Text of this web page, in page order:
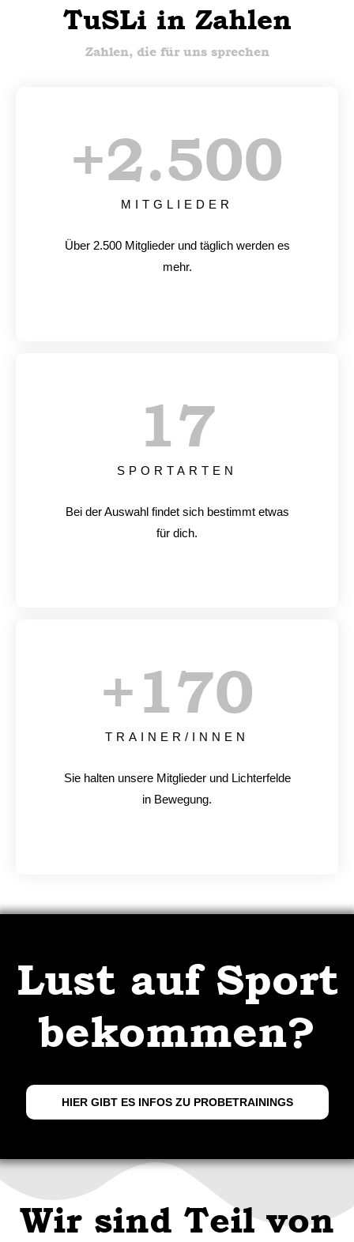
TuSLi in Zahlen
Zahlen, die für uns sprechen
MITGLIEDER
+2.500
Über 2.500 Mitglieder und täglich werden es
mehr.
SPORTARTEN
17
Bei der Auswahl findet sich bestimmt etwas
für dich.
TRAINER/INNEN
+170
Sie halten unsere Mitglieder und Lichterfelde
in Bewegung.
Lust auf Sport
bekommen?
HIER GIBT ES INFOS ZU PROBETRAININGS
Wir sind Teil von